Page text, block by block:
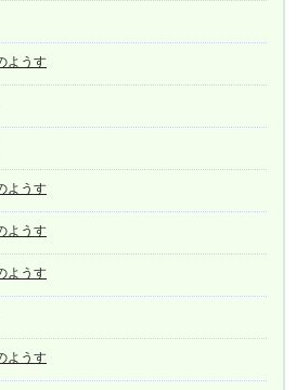
ようす
ようす
ようす
ようす
ようす